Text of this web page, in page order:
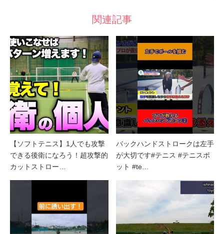
関連記事
【ソフトテニス】1人でも攻撃
できる後衛になろう！超攻撃的
カットストロー…
バックハンドストロークは左手
が大切です#テニス #テニスポ
ット #te…